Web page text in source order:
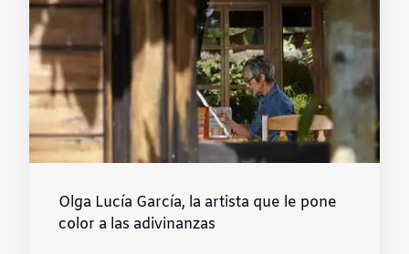
Olga Lucía García, la artista que le pone
color a las adivinanzas